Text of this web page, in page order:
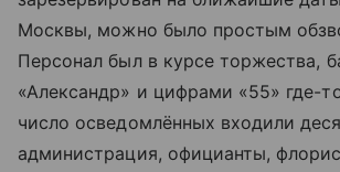
Москвы, можно было простым
Персонал был в курсе торжества,
«Александр» и цифрами «55» где-
число осведомлённых входили
администрация, официанты,